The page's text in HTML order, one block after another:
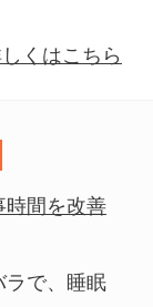
くはこちら
時間を改善
ラで、睡眠